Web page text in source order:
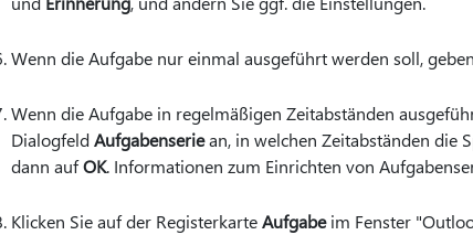
Wenn die Aufgabe nur einmal ausgeführt werden soll,
Wenn die Aufgabe in regelmäßigen Zeitabständen
DialogfeldAufgabenseriean, in welchen Zeitabständen die
dann aufOK. Informationen zum Einrichten von
Klicken Sie auf der RegisterkarteAufgabeim Fenster